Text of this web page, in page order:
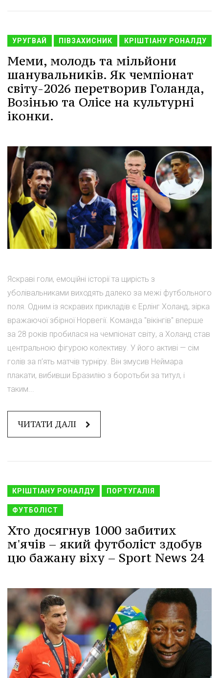
УРУГВАЙ ПІВЗАХИСНИК КРІШТІАНУ РОНАЛДУ
Меми, молодь та мільйони
шанувальників. Як чемпіонат
світу-2026 перетворив Голанда,
Возінью та Олісе на культурні
іконки.
Яскраві голи, емоційні історії та щирість з
уболівальниками виходять далеко за межі футбольного
поля. Одним із яскравих прикладів є Ерлінг Холанд, зірка
вражаючої збірної Норвегії. Команда "вікінгів" вперше
за 28 років пробилася на чемпіонат світу, а Холанд став
центральною фігурою колективу. У його активі — сім
голів за п’ять матчів турніру. Він змусив Неймара
плакати, вибивши Бразилію з боротьби за титул, і
таким...
ЧИТАТИ ДАЛІ
КРІШТІАНУ РОНАЛДУ ПОРТУГАЛІЯ
ФУТБОЛІСТ
Хто досягнув 1000 забитих
м'ячів – який футболіст здобув
цю бажану віху – Sport News 24